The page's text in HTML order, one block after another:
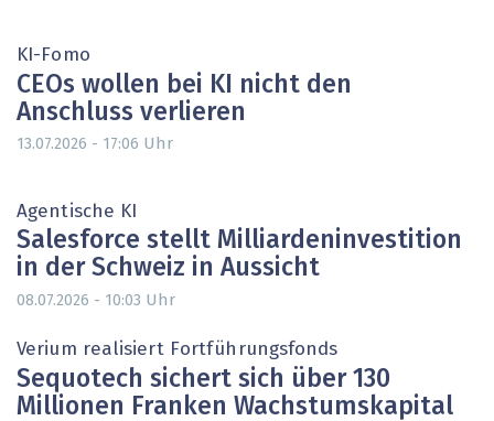
KI-Fomo
CEOs wollen bei KI nicht den
Anschluss verlieren
13.07.2026 - 17:06 Uhr
Agentische KI
Salesforce stellt Milliardeninvestition
in der Schweiz in Aussicht
08.07.2026 - 10:03 Uhr
Verium realisiert Fortführungsfonds
Sequotech sichert sich über 130
Millionen Franken Wachstumskapital